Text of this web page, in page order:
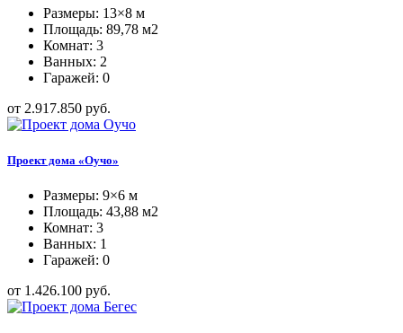
Размеры: 13×8 м
Площадь: 89,78 м2
Комнат: 3
Ванных: 2
Гаражей: 0
от 2.917.850 руб.
Проект дома «Оучо»
Размеры: 9×6 м
Площадь: 43,88 м2
Комнат: 3
Ванных: 1
Гаражей: 0
от 1.426.100 руб.